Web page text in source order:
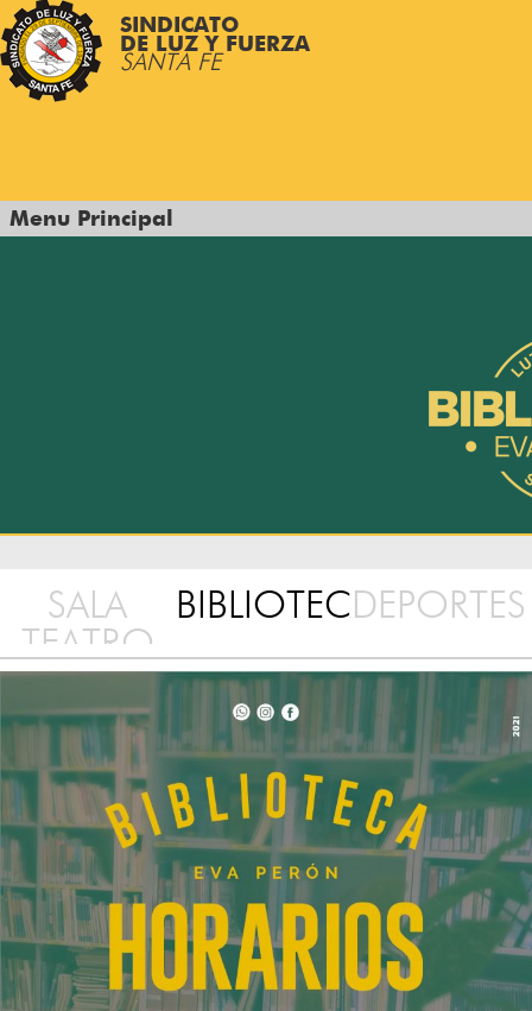
SINDICATO
DE LUZ Y FUERZA
SANTA FE
Menu Principal
SALA
TEATRO
BIBLIOTECADEPORTES